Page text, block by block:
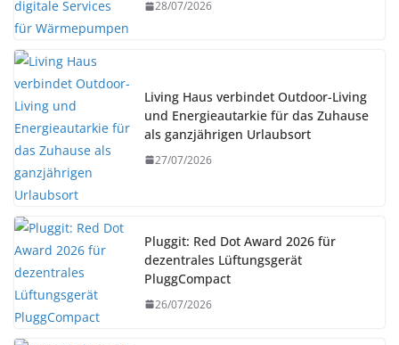
28/07/2026
Living Haus verbindet Outdoor-Living
und Energieautarkie für das Zuhause
als ganzjährigen Urlaubsort
27/07/2026
Pluggit: Red Dot Award 2026 für
dezentrales Lüftungsgerät
PluggCompact
26/07/2026